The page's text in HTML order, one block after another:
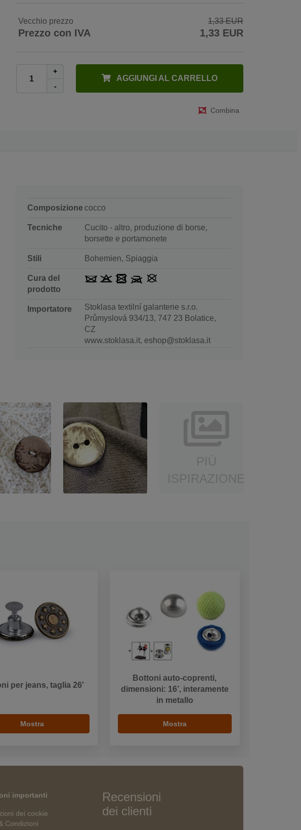
Vecchio prezzo 1,33 EUR
Prezzo con IVA 1,33 EUR
+
-
AGGIUNGI AL CARRELLO
Combina
Composizione cocco
Tecniche
Cucito - altro, produzione di borse,
borsette e portamonete
Stili Bohemien, Spiaggia
Cura del
prodotto
Importatore
Stoklasa textilní galanterie s.r.o.
Průmyslová 934/13, 747 23 Bolatice,
CZ
www.stoklasa.it, eshop@stoklasa.it
ISPIRAZIONE
per jeans, taglia 26'
Mostra
Bottoni auto-coprenti,
dimensioni: 16’, interamente
in metallo
Mostra
importanti
dei cookie
Condizioni
Recensioni
dei clienti